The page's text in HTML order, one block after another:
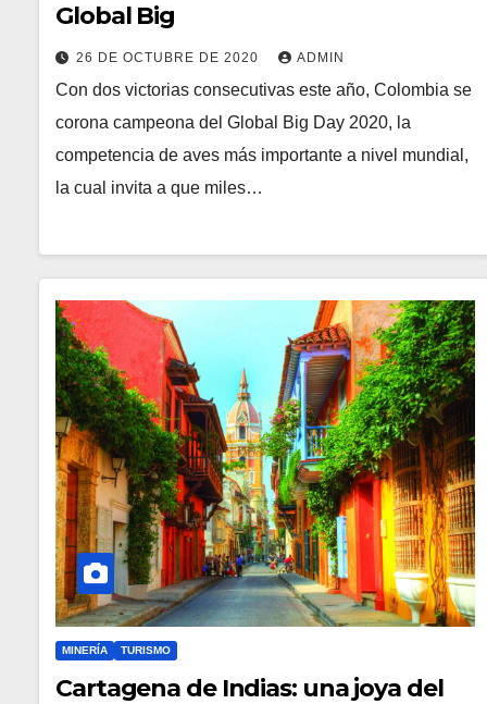
Global Big
26 DE OCTUBRE DE 2020 ADMIN
Con dos victorias consecutivas este año, Colombia se
corona campeona del Global Big Day 2020, la
competencia de aves más importante a nivel mundial,
la cual invita a que miles…
MINERÍA TURISMO
Cartagena de Indias: una joya del